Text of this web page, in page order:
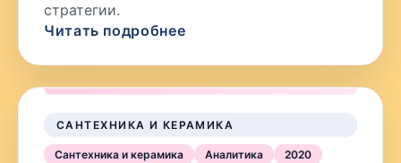
стратегии.
Читать подробнее
САНТЕХНИКА И КЕРАМИКА
Сантехника и керамика Аналитика 2020